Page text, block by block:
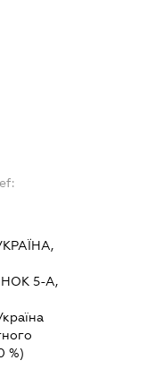
5-А,
%)